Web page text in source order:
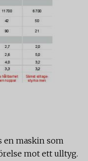
en maskin som
mot ett ulltyg.